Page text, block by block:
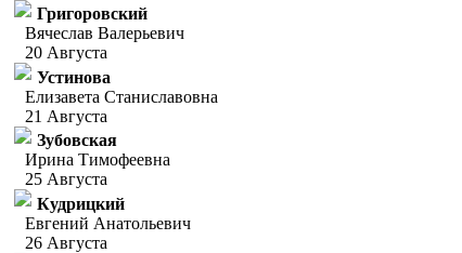
Григоровский
Вячеслав Валерьевич
20 Августа
Устинова
Елизавета Станиславовна
21 Августа
Зубовская
Ирина Тимофеевна
25 Августа
Кудрицкий
Евгений Анатольевич
26 Августа